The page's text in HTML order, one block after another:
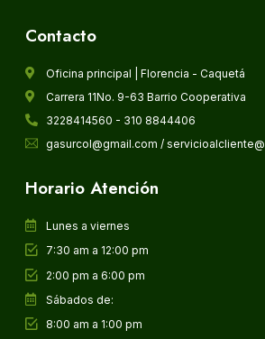
Contacto
Oficina principal | Florencia - Caquetá
Carrera 11No. 9-63 Barrio Cooperativa
3228414560 - 310 8844406
gasurcol@gmail.com /
Horario Atención
Lunes a viernes
7:30 am a 12:00 pm
2:00 pm a 6:00 pm
Sábados de:
8:00 am a 1:00 pm